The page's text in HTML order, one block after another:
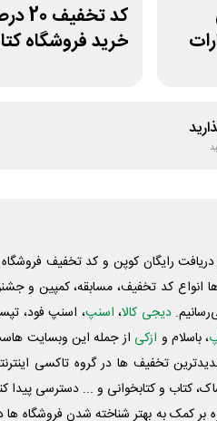
کد
خرید فروشگاه
رایگان کوپن و کد تخفیف
کد تخفیف، مسابقه، کمپین و
دیجی کالا، اسنپ، اسنپ فود،
، باسلام و ازکی از جمله این وبسایت
تخفیف ها در گروه تاکسی
کتاب و کتابخوانی و ... دسترسی پیدا
بر کمک به بهتر شناخته شدن فروشگاه